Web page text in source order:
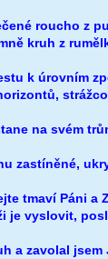
roucho z
kruh z
k úrovním
na svém
zastíněné,
tmaví Páni a
je vyslovit,
a zavolal